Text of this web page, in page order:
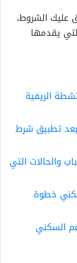
عليك الشروط،
يقدمها
الريفية
تطبيق شرط
والحالات التي
خطوة
السكني